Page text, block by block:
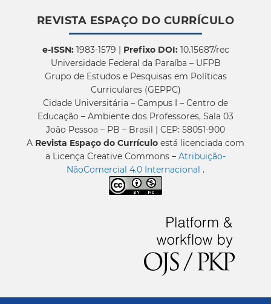
REVISTA ESPAÇO DO CURRÍCULO
e-ISSN:1983-1579 | Prefixo DOI:10.15687/rec
Universidade Federal da Paraíba – UFPB
Grupo de Estudos e Pesquisas em Políticas
Curriculares (GEPPC)
Cidade Universitária – Campus I – Centro de
Educação – Ambiente dos Professores, Sala 03
João Pessoa – PB – Brasil | CEP: 58051-900
A Revista Espaço do Currículo está licenciada com
a Licença Creative Commons – Atribuição-
NãoComercial 4.0 Internacional .